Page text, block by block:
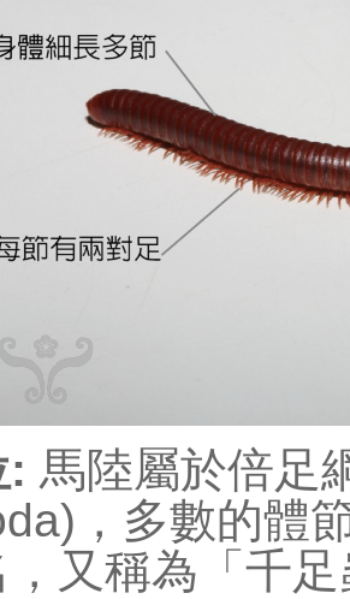
: 馬陸屬於倍足
，多數的體
，又稱為「千